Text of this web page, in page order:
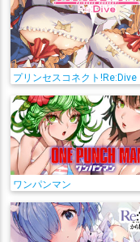
プリンセスコネクト!Re:Dive
ワンパンマン